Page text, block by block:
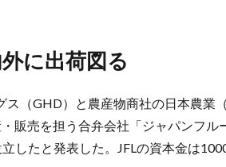
外に出荷図る
ス（GHD）と農産物商社の日本農業
販売を担う合弁会社「ジャパンフル
したと発表した。JFLの資本金は